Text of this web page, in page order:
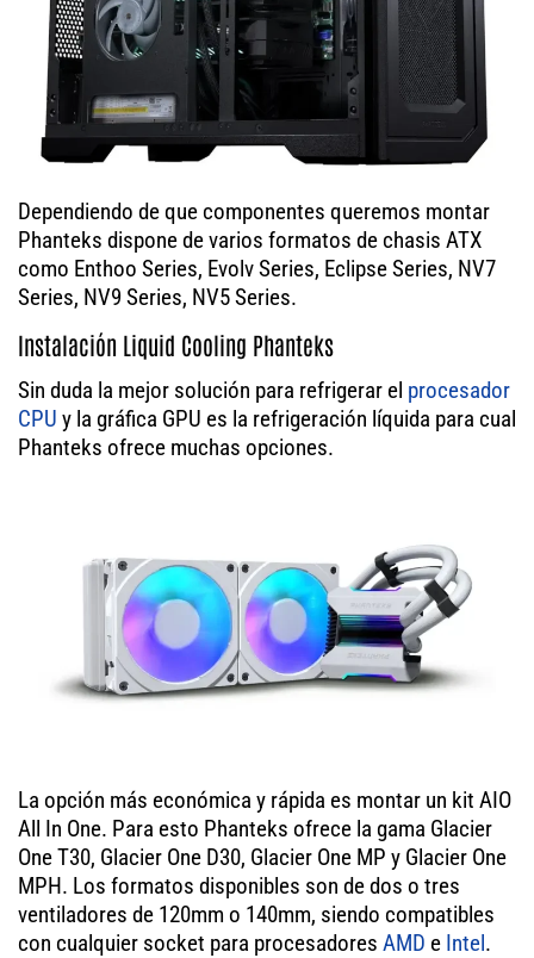
Dependiendo de que componentes queremos montar
Phanteks dispone de varios formatos de chasis ATX
como Enthoo Series, Evolv Series, Eclipse Series, NV7
Series, NV9 Series, NV5 Series.
Instalación Liquid Cooling Phanteks
Sin duda la mejor solución para refrigerar el procesador
CPU y la gráfica GPU es la refrigeración líquida para cual
Phanteks ofrece muchas opciones.
La opción más económica y rápida es montar un kit AIO
All In One. Para esto Phanteks ofrece la gama Glacier
One T30, Glacier One D30, Glacier One MP y Glacier One
MPH. Los formatos disponibles son de dos o tres
ventiladores de 120mm o 140mm, siendo compatibles
con cualquier socket para procesadores AMD e Intel.